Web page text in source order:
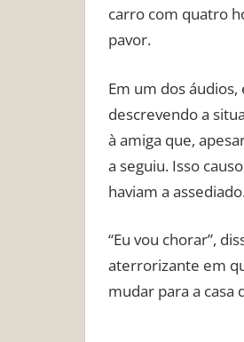
carro com quatro
pavor.
Em um dos áudios,
descrevendo a
à amiga que,
a seguiu. Isso
haviam a
“Eu vou chorar”,
aterrorizante em
mudar para a casa